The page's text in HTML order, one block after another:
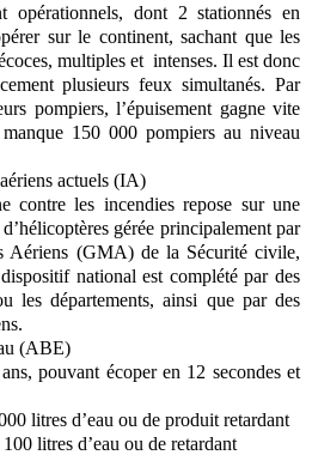
opérationnels, dont 2 stationnés en
sur le continent, sachant que les
multiples et intenses. Il est donc
plusieurs feux simultanés. Par
pompiers, l’épuisement gagne vite
150 000 pompiers au niveau
actuels (IA)
contre les incendies repose sur une
gérée principalement par
Aériens (GMA) de la Sécurité civile,
national est complété par des
les départements, ainsi que par des
(ABE)
pouvant écoper en 12 secondes et
litres d’eau ou de produit retardant
litres d’eau ou de retardant